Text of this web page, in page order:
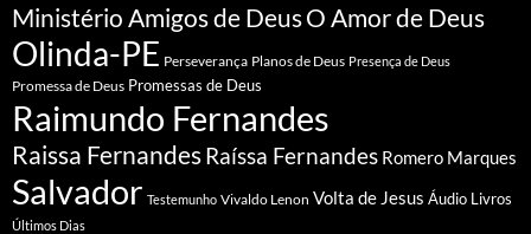
Ministério Amigos de DeusO Amor de Deus
Olinda-PE Perseverança Planos de Deus Presença de Deus
Promessa de Deus Promessas de Deus
Raimundo Fernandes
Raissa FernandesRaíssa Fernandes Romero Marques
Salvador Testemunho Vivaldo Lenon Volta de Jesus Áudio Livros
Últimos Dias